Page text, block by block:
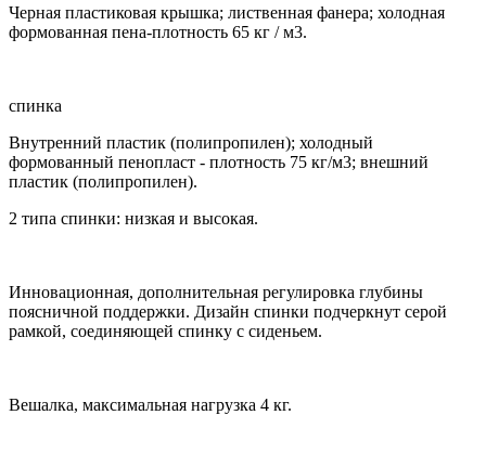
Черная пластиковая крышка; лиственная фанера; холодная
формованная пена-плотность 65 кг / м3.
спинка
Внутренний пластик (полипропилен); холодный
формованный пенопласт - плотность 75 кг/м3; внешний
пластик (полипропилен).
2 типа спинки: низкая и высокая.
Инновационная, дополнительная регулировка глубины
поясничной поддержки. Дизайн спинки подчеркнут серой
рамкой, соединяющей спинку с сиденьем.
Вешалка, максимальная нагрузка 4 кг.